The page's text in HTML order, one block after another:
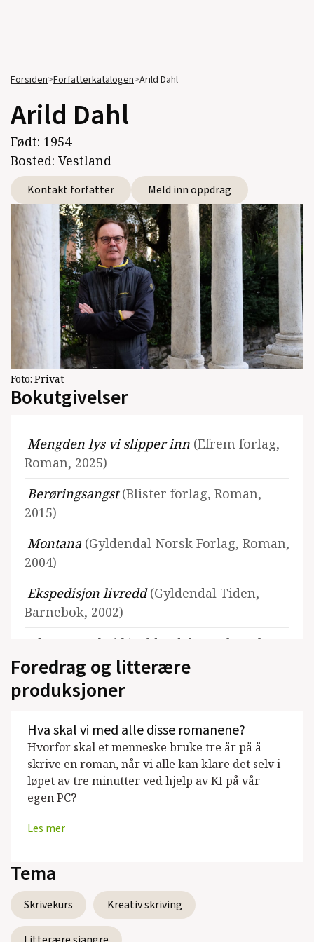
Forsiden>Forfatterkatalogen>Arild Dahl
Arild Dahl
Født: 1954
Bosted: Vestland
Kontakt forfatter Meld inn oppdrag
Foto: Privat
Bokutgivelser
Mengden lys vi slipper inn (Efrem forlag,
Roman, 2025)
Berøringsangst(Blister forlag, Roman,
2015)
Montana (Gyldendal Norsk Forlag, Roman,
2004)
Ekspedisjon livredd(Gyldendal Tiden,
Barnebok, 2002)
I beste sendetid (Gyldendal Norsk Forlag,
Roman, 2001)
Forskjønnelsen(Gyldendal Norsk Forlag,
Hennes meningsløse kyss(Roman, 1996)
Nødutgang(Cappelen, Roman, 1994)
I den mørke natt
Avgrunn. En sann historie
Interessert, jeg? (medf)
1991)
Ubehaget (Noveller, 1990)
Foredrag og litterære
produksjoner
Hva skal vi med alle disse romanene?
Hvorfor skal et menneske bruke tre år på å
skrive en roman, når vi alle kan klare det selv i
løpet av tre minutter ved hjelp av KI på vår
egen PC?
Les mer
Tema
Skrivekurs Kreativ skriving